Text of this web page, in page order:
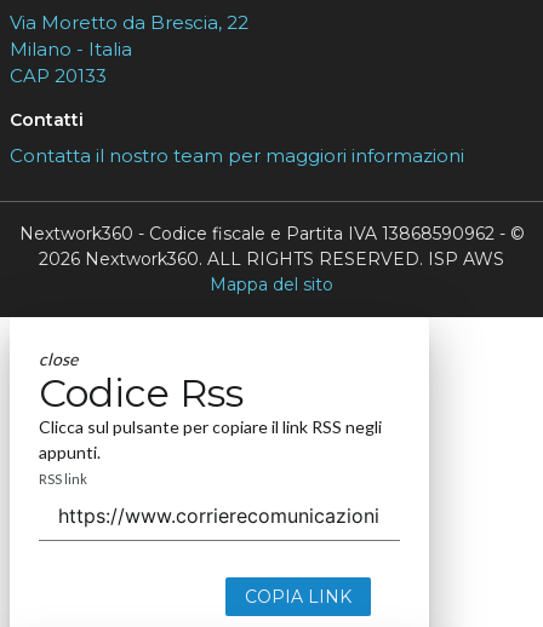
Via Moretto da Brescia, 22
Milano - Italia
CAP 20133
Contatti
Contatta il nostro team per maggiori informazioni
Nextwork360 - Codice fiscale e Partita IVA 13868590962 - ©
2026 Nextwork360. ALL RIGHTS RESERVED. ISP AWS
Mappa del sito
close
Codice Rss
Clicca sul pulsante per copiare il link RSS negli
appunti.
RSS link
COPIA LINK